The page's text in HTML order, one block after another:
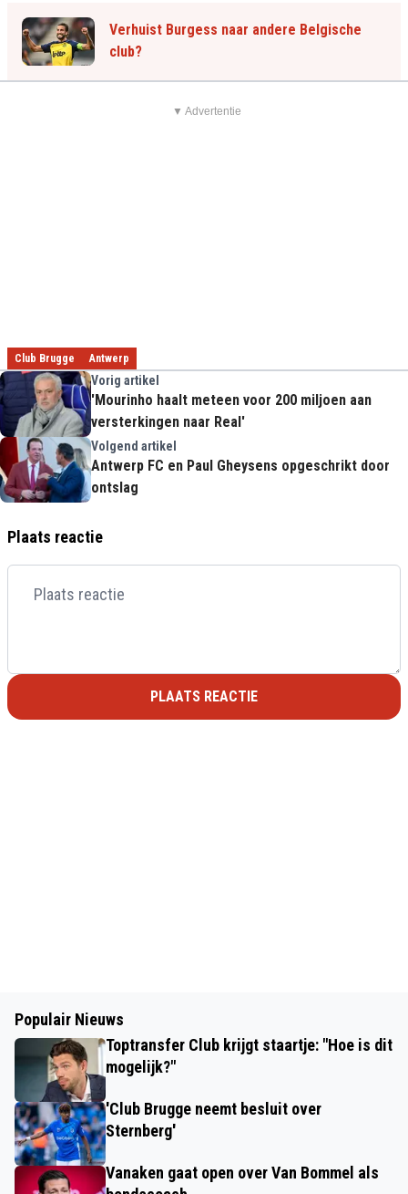
Verhuist Burgess naar andere Belgische
club?
▼ Advertentie
Club Brugge Antwerp
Vorig artikel
'Mourinho haalt meteen voor 200 miljoen aan
versterkingen naar Real'
Volgend artikel
Antwerp FC en Paul Gheysens opgeschrikt door
ontslag
Plaats reactie
PLAATS REACTIE
Populair Nieuws
Toptransfer Club krijgt staartje: "Hoe is dit
mogelijk?"
'Club Brugge neemt besluit over
Sternberg'
Vanaken gaat open over Van Bommel als